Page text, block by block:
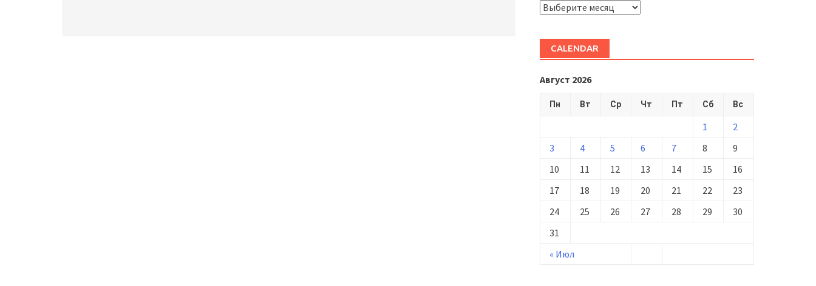
ARHIVĂ
CALENDAR
Август 2026
Пн Вт Ср Чт Пт Сб Вс
« Июл
1
2
3
4 5 6 7 8
9
10
11 12 13 14 15
16
17
18 19 20 21 22
23
24
25 26 27 28 29
30
31